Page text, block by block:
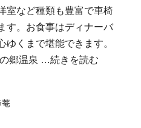
室など種類も豊富で車椅
す。お食事はディナーバ
ゆくまで堪能できます。
郷温泉 …続きを読む